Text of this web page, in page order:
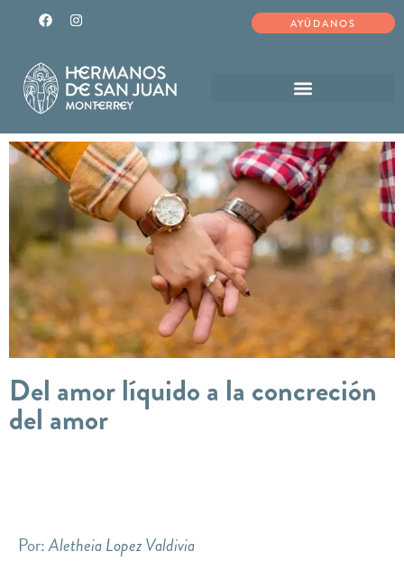
AYÚDANOS
Del amor líquido a la concreción
del amor
Por:Aletheia Lopez Valdivia